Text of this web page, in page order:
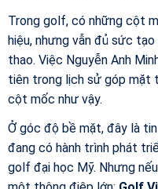
Trong golf, có những cột
hiệu, nhưng vẫn đủ sức
thao. Việc Nguyễn Anh
tiên trong lịch sử góp mặt
cột mốc như vậy.
Ở góc độ bề mặt, đây là
đang có hành trình phát
golf đại học Mỹ. Nhưng